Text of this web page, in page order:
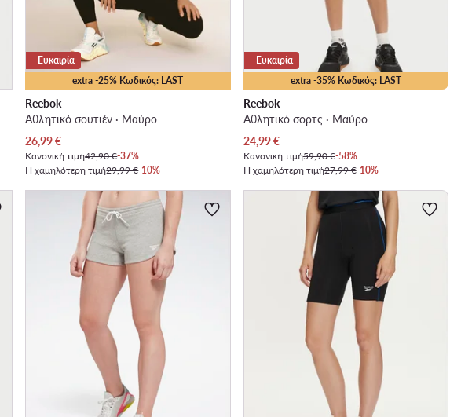
extra -25% Κωδικός: LAST
Ευκαιρία
Reebok
Αθλητικό σουτιέν · Μαύρο
Τρέχουσα τιμή
26,99€
Κανονική τιμή42,90 €-37%
Η χαμηλότερη τιμή29,99 €-10%
extra -35% Κωδικός: LAST
Ευκαιρία
Reebok
Αθλητικό σορτς · Μαύρο
Τρέχουσα τιμή
24,99€
Κανονική τιμή59,90 €-58%
Η χαμηλότερη τιμή27,99 €-10%